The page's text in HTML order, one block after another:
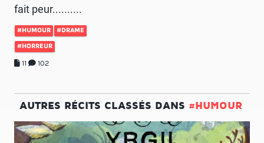
fait peur..........
#HUMOUR #DRAME
#HORREUR
11 102
AUTRES RÉCITS CLASSÉS DANS #HUMOUR